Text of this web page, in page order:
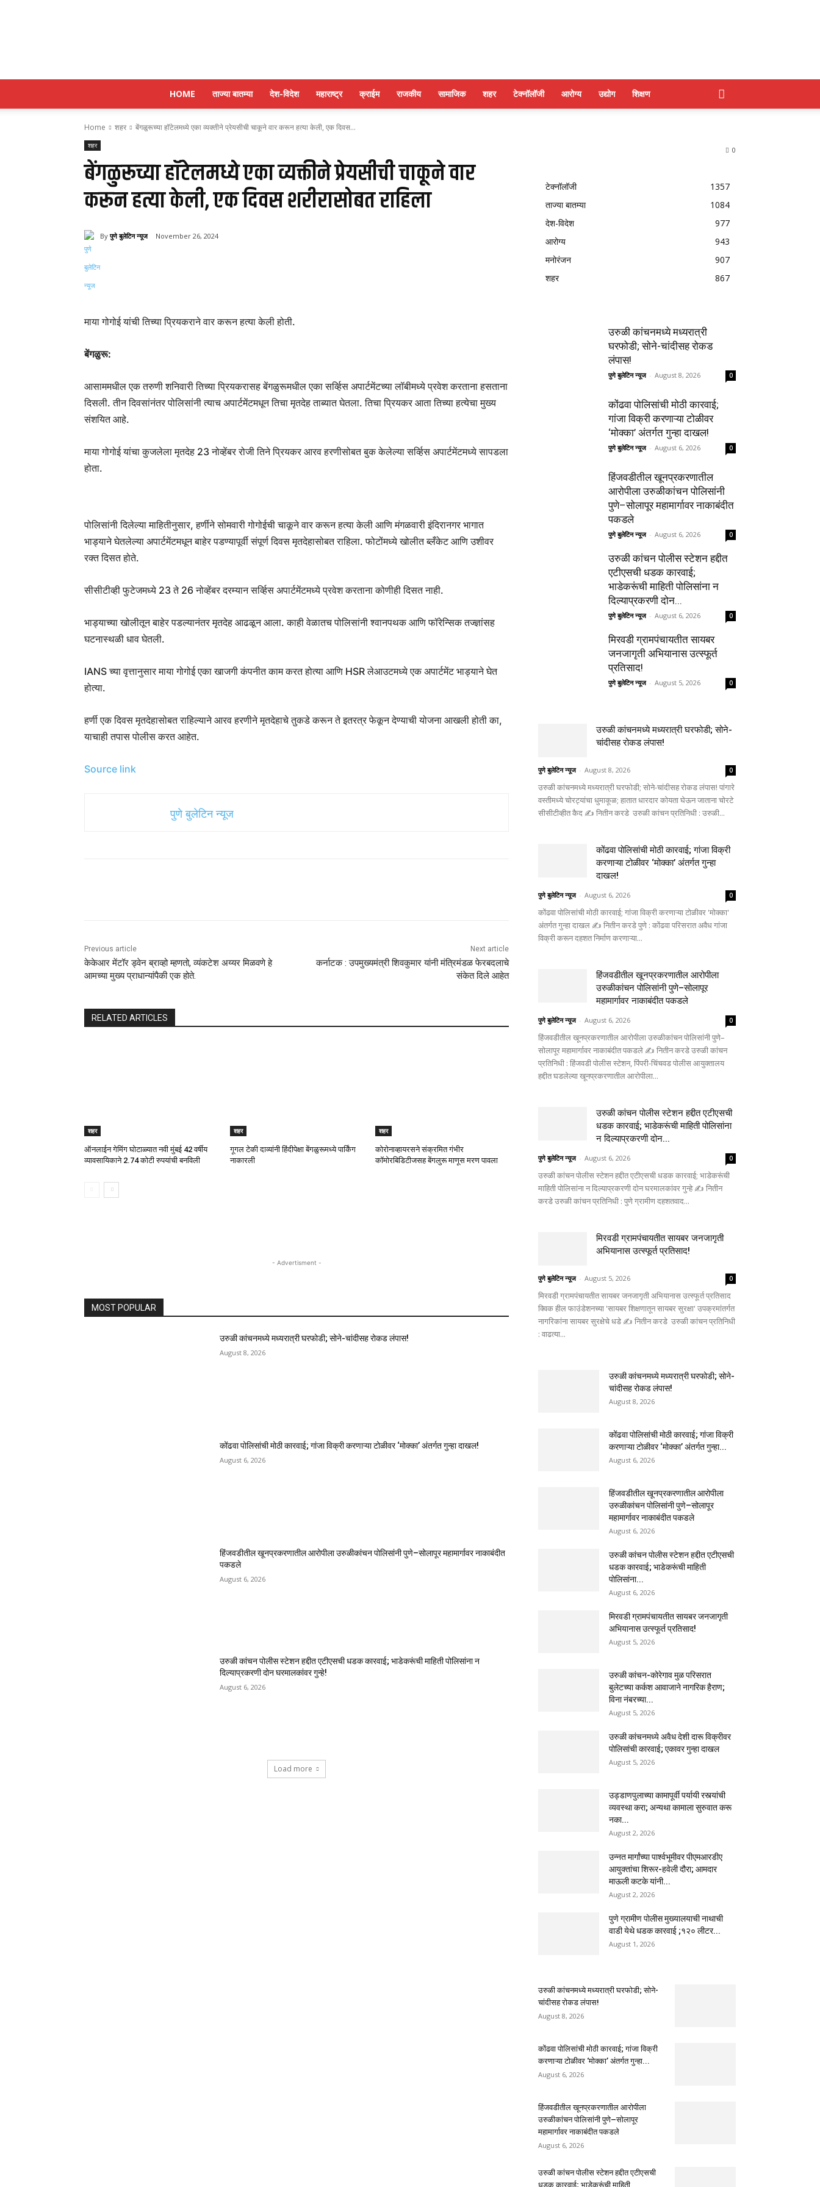
पुणे
HOME ताज्या बातम्या देश-विदेश महाराष्ट्र क्राईम राजकीय सामाजिक शहर टेक्नॉलॉजी आरोग्य उद्योग शिक्षण
Home शहर बेंगळुरूच्या हॉटेलमध्ये एका व्यक्तीने प्रेयसीची चाकूने वार करून हत्या केली, एक दिवस...
शहर
बेंगळुरूच्या हॉटेलमध्ये एका व्यक्तीने प्रेयसीची चाकूने वार
करून हत्या केली, एक दिवस शरीरासोबत राहिला
By पुणे बुलेटिन न्यूज November 26, 2024
माया गोगोई यांची तिच्या प्रियकराने वार करून हत्या केली होती.
बेंगळुरू:
आसाममधील एक तरुणी शनिवारी तिच्या प्रियकरासह बेंगळुरूमधील एका सर्व्हिस अपार्टमेंटच्या लॉबीमध्ये प्रवेश करताना हसताना
दिसली. तीन दिवसांनंतर पोलिसांनी त्याच अपार्टमेंटमधून तिचा मृतदेह ताब्यात घेतला. तिचा प्रियकर आता तिच्या हत्येचा मुख्य
संशयित आहे.
माया गोगोई यांचा कुजलेला मृतदेह 23 नोव्हेंबर रोजी तिने प्रियकर आरव हरणीसोबत बुक केलेल्या सर्व्हिस अपार्टमेंटमध्ये सापडला
होता.
पोलिसांनी दिलेल्या माहितीनुसार, हर्णीने सोमवारी गोगोईची चाकूने वार करून हत्या केली आणि मंगळवारी इंदिरानगर भागात
भाड्याने घेतलेल्या अपार्टमेंटमधून बाहेर पडण्यापूर्वी संपूर्ण दिवस मृतदेहासोबत राहिला. फोटोंमध्ये खोलीत ब्लँकेट आणि उशीवर
रक्त दिसत होते.
सीसीटीव्ही फुटेजमध्ये 23 ते 26 नोव्हेंबर दरम्यान सर्व्हिस अपार्टमेंटमध्ये प्रवेश करताना कोणीही दिसत नाही.
भाड्याच्या खोलीतून बाहेर पडल्यानंतर मृतदेह आढळून आला. काही वेळातच पोलिसांनी श्वानपथक आणि फॉरेन्सिक तज्ज्ञांसह
घटनास्थळी धाव घेतली.
IANS च्या वृत्तानुसार माया गोगोई एका खाजगी कंपनीत काम करत होत्या आणि HSR लेआउटमध्ये एक अपार्टमेंट भाड्याने घेत
होत्या.
हर्णी एक दिवस मृतदेहासोबत राहिल्याने आरव हरणीने मृतदेहाचे तुकडे करून ते इतरत्र फेकून देण्याची योजना आखली होती का,
याचाही तपास पोलीस करत आहेत.
Source link
पुणे बुलेटिन न्यूज
Previous article
केकेआर मेंटॉर ड्वेन ब्राव्हो म्हणतो, व्यंकटेश अय्यर मिळवणे हे
आमच्या मुख्य प्राधान्यांपैकी एक होते.
Next article
कर्नाटक : उपमुख्यमंत्री शिवकुमार यांनी मंत्रिमंडळ फेरबदलाचे
संकेत दिले आहेत
RELATED ARTICLES
शहर
ऑनलाईन गेमिंग घोटाळ्यात नवी मुंबई 42 वर्षीय
व्यावसायिकाने 2.74 कोटी रुपयांची बनविली
शहर
गूगल टेकी दाव्यांनी हिंदीपेक्षा बेंगळुरूमध्ये पार्किंग
नाकारली
शहर
कोरोनाव्हायरसने संक्रमित गंभीर
कॉमोरबिडिटीजसह बेंगलुरू माणूस मरण पावला
- Advertisment -
MOST POPULAR
उरुळी कांचनमध्ये मध्यरात्री घरफोडी; सोने-चांदीसह रोकड लंपास!
August 8, 2026
कोंढवा पोलिसांची मोठी कारवाई; गांजा विक्री करणाऱ्या टोळीवर ‘मोक्का’ अंतर्गत गुन्हा दाखल!
August 6, 2026
हिंजवडीतील खूनप्रकरणातील आरोपीला उरुळीकांचन पोलिसांनी पुणे–सोलापूर महामार्गावर नाकाबंदीत
पकडले
August 6, 2026
उरुळी कांचन पोलीस स्टेशन हद्दीत एटीएसची धडक कारवाई; भाडेकरूंची माहिती पोलिसांना न
दिल्याप्रकरणी दोन घरमालकांवर गुन्हे!
August 6, 2026
Load more
0
टेक्नॉलॉजी
1357
ताज्या बातम्या
1084
देश-विदेश
977
आरोग्य
943
मनोरंजन
907
शहर
867
उरुळी कांचनमध्ये मध्यरात्री
घरफोडी; सोने-चांदीसह रोकड
लंपास!
पुणे बुलेटिन न्यूज - August 8, 2026 0
कोंढवा पोलिसांची मोठी कारवाई;
गांजा विक्री करणाऱ्या टोळीवर
‘मोक्का’ अंतर्गत गुन्हा दाखल!
पुणे बुलेटिन न्यूज - August 6, 2026 0
हिंजवडीतील खूनप्रकरणातील
आरोपीला उरुळीकांचन पोलिसांनी
पुणे–सोलापूर महामार्गावर नाकाबंदीत
पकडले
पुणे बुलेटिन न्यूज - August 6, 2026 0
उरुळी कांचन पोलीस स्टेशन हद्दीत
एटीएसची धडक कारवाई;
भाडेकरूंची माहिती पोलिसांना न
दिल्याप्रकरणी दोन...
पुणे बुलेटिन न्यूज - August 6, 2026 0
मिरवडी ग्रामपंचायतीत सायबर
जनजागृती अभियानास उत्स्फूर्त
प्रतिसाद!
पुणे बुलेटिन न्यूज - August 5, 2026 0
उरुळी कांचनमध्ये मध्यरात्री घरफोडी; सोने-
चांदीसह रोकड लंपास!
पुणे बुलेटिन न्यूज - August 8, 2026 0
उरुळी कांचनमध्ये मध्यरात्री घरफोडी; सोने-चांदीसह रोकड लंपास! पांगारे
वस्तीमध्ये चोरट्यांचा धुमाकूळ; हातात धारदार कोयता घेऊन जाताना चोरटे
सीसीटीव्हीत कैद ✍️ नितीन करडे उरुळी कांचन प्रतिनिधी : उरुळी...
कोंढवा पोलिसांची मोठी कारवाई; गांजा विक्री
करणाऱ्या टोळीवर ‘मोक्का’ अंतर्गत गुन्हा
दाखल!
पुणे बुलेटिन न्यूज - August 6, 2026 0
कोंढवा पोलिसांची मोठी कारवाई; गांजा विक्री करणाऱ्या टोळीवर 'मोक्का'
अंतर्गत गुन्हा दाखल ✍️ नितीन करडे पुणे : कोंढवा परिसरात अवैध गांजा
विक्री करून दहशत निर्माण करणाऱ्या...
हिंजवडीतील खूनप्रकरणातील आरोपीला
उरुळीकांचन पोलिसांनी पुणे–सोलापूर
महामार्गावर नाकाबंदीत पकडले
पुणे बुलेटिन न्यूज - August 6, 2026 0
हिंजवडीतील खूनप्रकरणातील आरोपीला उरुळीकांचन पोलिसांनी पुणे–
सोलापूर महामार्गावर नाकाबंदीत पकडले ✍️ नितीन करडे उरुळी कांचन
प्रतिनिधी : हिंजवडी पोलीस स्टेशन, पिंपरी-चिंचवड पोलीस आयुक्तालय
हद्दीत घडलेल्या खूनप्रकरणातील आरोपीला...
उरुळी कांचन पोलीस स्टेशन हद्दीत एटीएसची
धडक कारवाई; भाडेकरूंची माहिती पोलिसांना
न दिल्याप्रकरणी दोन...
पुणे बुलेटिन न्यूज - August 6, 2026 0
उरुळी कांचन पोलीस स्टेशन हद्दीत एटीएसची धडक कारवाई; भाडेकरूंची
माहिती पोलिसांना न दिल्याप्रकरणी दोन घरमालकांवर गुन्हे ✍️ नितीन
करडे उरुळी कांचन प्रतिनिधी : पुणे ग्रामीण दहशतवाद...
मिरवडी ग्रामपंचायतीत सायबर जनजागृती
अभियानास उत्स्फूर्त प्रतिसाद!
पुणे बुलेटिन न्यूज - August 5, 2026 0
मिरवडी ग्रामपंचायतीत सायबर जनजागृती अभियानास उत्स्फूर्त प्रतिसाद
क्विक हील फाउंडेशनच्या 'सायबर शिक्षणातून सायबर सुरक्षा' उपक्रमांतर्गत
नागरिकांना सायबर सुरक्षेचे धडे ✍️ नितीन करडे उरुळी कांचन प्रतिनिधी
: वाढत्या...
उरुळी कांचनमध्ये मध्यरात्री घरफोडी; सोने-
चांदीसह रोकड लंपास!
August 8, 2026
कोंढवा पोलिसांची मोठी कारवाई; गांजा विक्री
करणाऱ्या टोळीवर ‘मोक्का’ अंतर्गत गुन्हा...
August 6, 2026
हिंजवडीतील खूनप्रकरणातील आरोपीला
उरुळीकांचन पोलिसांनी पुणे–सोलापूर
महामार्गावर नाकाबंदीत पकडले
August 6, 2026
उरुळी कांचन पोलीस स्टेशन हद्दीत एटीएसची
धडक कारवाई; भाडेकरूंची माहिती
पोलिसांना...
August 6, 2026
मिरवडी ग्रामपंचायतीत सायबर जनजागृती
अभियानास उत्स्फूर्त प्रतिसाद!
August 5, 2026
उरुळी कांचन-कोरेगाव मुळ परिसरात
बुलेटच्या कर्कश आवाजाने नागरिक हैराण;
विना नंबरच्या...
August 5, 2026
उरुळी कांचनमध्ये अवैध देशी दारू विक्रीवर
पोलिसांची कारवाई; एकावर गुन्हा दाखल
August 5, 2026
उड्डाणपुलाच्या कामापूर्वी पर्यायी रस्त्यांची
व्यवस्था करा; अन्यथा कामाला सुरुवात करू
नका...
August 2, 2026
उन्नत मार्गांच्या पार्श्वभूमीवर पीएमआरडीए
आयुक्तांचा शिरूर-हवेली दौरा; आमदार
माऊली कटके यांनी...
August 2, 2026
पुणे ग्रामीण पोलीस मुख्यालयाची नाथाची
वाडी येथे धडक कारवाई ;१२० लीटर...
August 1, 2026
उरुळी कांचनमध्ये मध्यरात्री घरफोडी; सोने-
चांदीसह रोकड लंपास!
August 8, 2026
कोंढवा पोलिसांची मोठी कारवाई; गांजा विक्री
करणाऱ्या टोळीवर ‘मोक्का’ अंतर्गत गुन्हा...
August 6, 2026
हिंजवडीतील खूनप्रकरणातील आरोपीला
उरुळीकांचन पोलिसांनी पुणे–सोलापूर
महामार्गावर नाकाबंदीत पकडले
August 6, 2026
उरुळी कांचन पोलीस स्टेशन हद्दीत एटीएसची
धडक कारवाई; भाडेकरूंची माहिती